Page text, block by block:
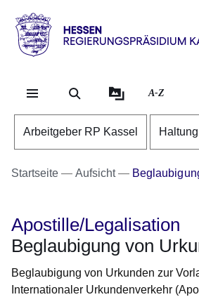
Hessen
RP
A-Z
Arbeitgeber RP Kassel
Startseite Aufsicht
Apostille/Legalisation
Beglaubigung von
Beglaubigung von Urkunden zur
Internationaler Urkundenverkehr